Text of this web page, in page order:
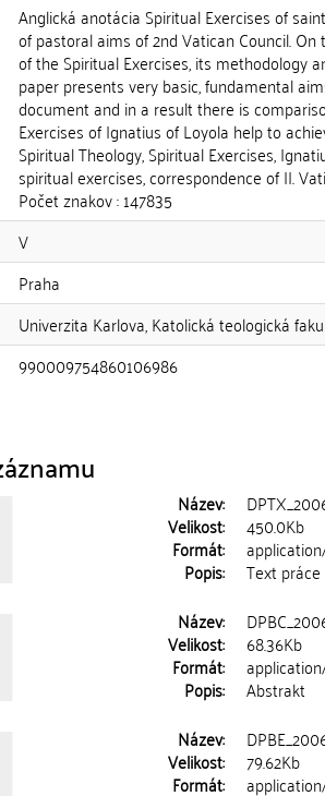
Anglická anotácia Spiritual Exercises of
of pastoral aims of 2nd Vatican Council.
of the Spiritual Exercises, its methodology
paper presents very basic, fundamental
document and in a result there is
Exercises of Ignatius of Loyola help to
Spiritual Theology, Spiritual Exercises,
spiritual exercises, correspondence of II.
Počet znakov : 147835
V
Praha
Univerzita Karlova, Katolická teologická
990009754860106986
Název:
Velikost: 450.0Kb
Formát:
Popis: Text práce
Název:
Velikost: 68.36Kb
Formát:
Popis: Abstrakt
Název:
Velikost: 79.62Kb
Formát: